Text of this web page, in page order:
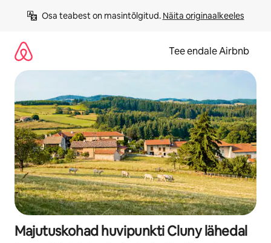
Osa teabest on masintõlgitud. Näita originaalkeeles
Tee endale Airbnb
Majutuskohad huvipunkti Cluny lähedal